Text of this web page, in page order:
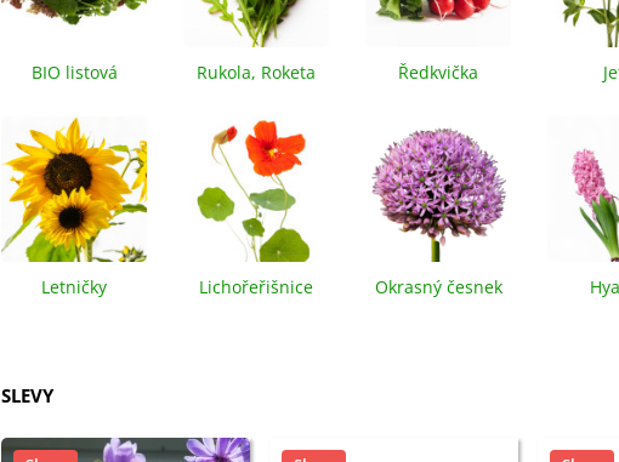
27 Kč
cibuloviny - 3 ks
46 Kč
Gloxiníe Mont Blanc -
Sinningia - cibuloviny -...
58 Kč
BIO listová
Rukola, Roketa Ředkvička
Letničky Lichořeřišnice Okrasný česnek
SLEVY